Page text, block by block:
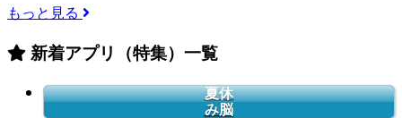
もっと見る
新着アプリ（特集）一覧
夏休
み脳